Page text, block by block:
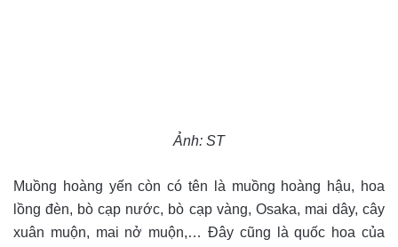
Ảnh: ST
Muồng hoàng yến còn có tên là muồng hoàng hậu, hoa
lồng đèn, bò cạp nước, bò cạp vàng, Osaka, mai dây, cây
xuân muộn, mai nở muộn,… Đây cũng là quốc hoa của